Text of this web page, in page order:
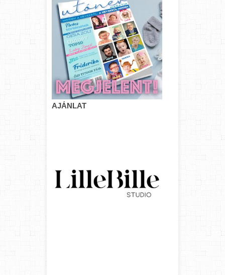
AJÁNLAT